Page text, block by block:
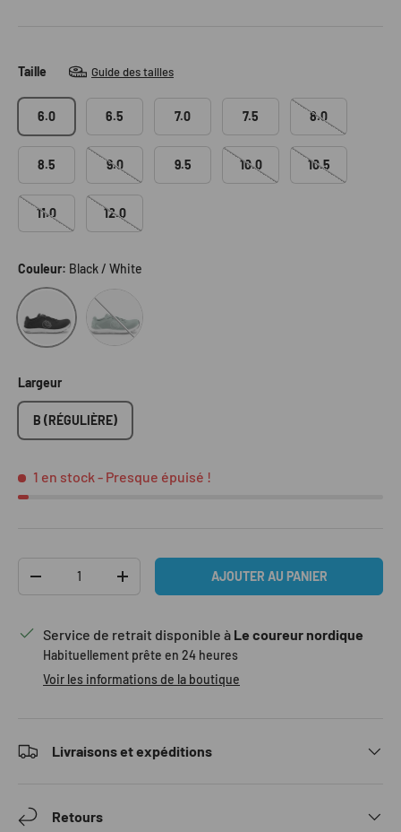
Taille Guide des tailles
6.0 6.5 7.0 7.5 8.0
8.5 9.0 9.5 10.0 10.5
11.0 12.0
Couleur: Black / White
Black / WhiteGrey / White
Largeur
B (RÉGULIÈRE)
1 en stock - Presque épuisé !
DIMINUER LA QUANTITÉAUGMENTER LA QUANTITÉAJOUTER AU PANIER
Service de retrait disponible à Le coureur nordique
Habituellement prête en 24 heures
Voir les informations de la boutique
Livraisons et expéditions
Retours